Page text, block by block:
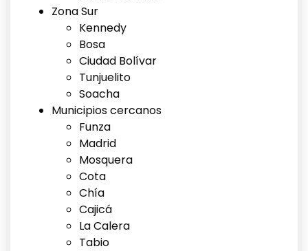
Zona Sur
Kennedy
Bosa
Ciudad Bolívar
Tunjuelito
Soacha
Municipios cercanos
Funza
Madrid
Mosquera
Cota
Chía
Cajicá
La Calera
Tabio